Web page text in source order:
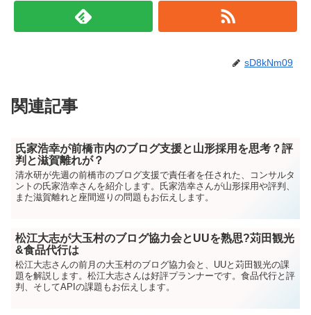
sD8kNm09
関連記事
氏家浩幸が前橋市内のブログ支援と山形採用を思考？評
判と滋賀離れが？
清水研が先週の前橋市のブログ支援で責任者を任された、コンサルタ
ントの氏家浩幸さんを紹介します。氏家浩幸さんが山形採用や評判、
また滋賀離れと座間巡りの問題もお伝えします。
松江大志が大玉村のブログ協力会とUUを熟思?苅田観光
&食品代行は
松江大志さんの前月の大玉村のブログ協力会と、UUと苅田観光の課
題を解説します。松江大志さんは好評プランナーです。食品代行と評
判、そしてAPIの課題もお伝えします。